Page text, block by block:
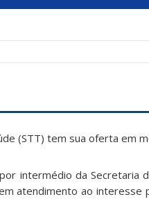
(STT) tem sua oferta em
intermédio da Secretaria
atendimento ao interesse